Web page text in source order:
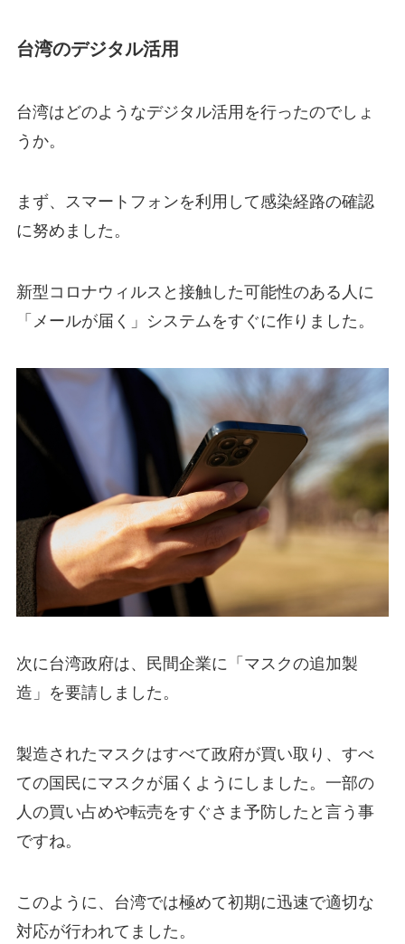
台湾のデジタル活用
台湾はどのようなデジタル活用を行ったのでしょ
うか。
まず、スマートフォンを利用して感染経路の確認
に努めました。
新型コロナウィルスと接触した可能性のある人に
「メールが届く」システムをすぐに作りました。
次に台湾政府は、民間企業に「マスクの追加製
造」を要請しました。
製造されたマスクはすべて政府が買い取り、すべ
ての国民にマスクが届くようにしました。一部の
人の買い占めや転売をすぐさま予防したと言う事
ですね。
このように、台湾では極めて初期に迅速で適切な
対応が行われてました。